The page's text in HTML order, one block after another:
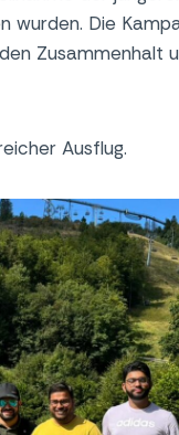
wurden. Die
Zusammenhalt
Ausflug.